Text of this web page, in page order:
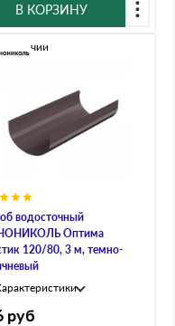
В КОРЗИНУ
водосточный
Оптима
120/80, 3 м, темно-
В наличии
руб